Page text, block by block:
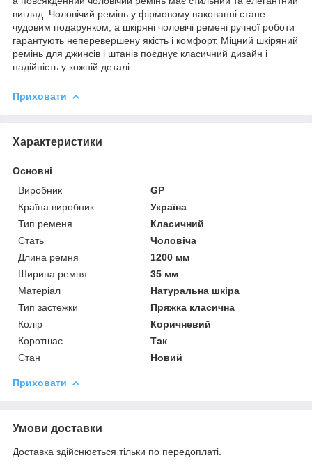
вигляд. Чоловічий ремінь у фірмовому пакованні стане
чудовим подарунком, а шкіряні чоловічі ремені ручної роботи
гарантують неперевершену якість і комфорт. Міцний шкіряний
ремінь для джинсів і штанів поєднує класичний дизайн і
надійність у кожній деталі.
Приховати
Характеристики
Основні
Виробник
GP
Країна виробник
Україна
Тип ременя
Класичний
Стать
Чоловіча
Длина ремня
1200 мм
Ширина ремня
35 мм
Матеріал
Натуральна шкіра
Тип застежки
Пряжка класична
Колір
Коричневий
Коротшає
Так
Стан
Новий
Приховати
Умови доставки
Доставка здійснюється тільки по передоплаті.